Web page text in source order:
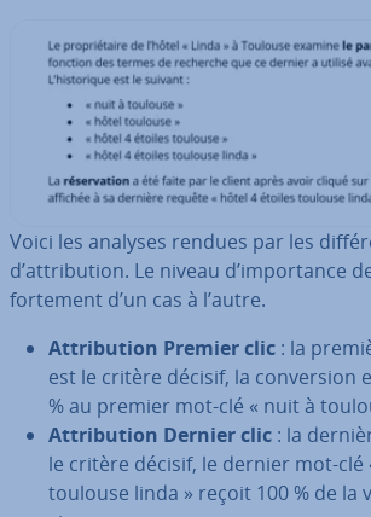
Voici les analyses rendues par les
d’at­tri­bu­tion. Le niveau d’im­por­tance
fortement d’un cas à l’autre.
At­tri­bu­tion Premier clic : la
est le critère décisif, la con­ver­sion
% au premier mot-clé « nuit à
At­tri­bu­tion Dernier clic : la
le critère décisif, le dernier mot-clé
toulouse linda » reçoit 100 % de